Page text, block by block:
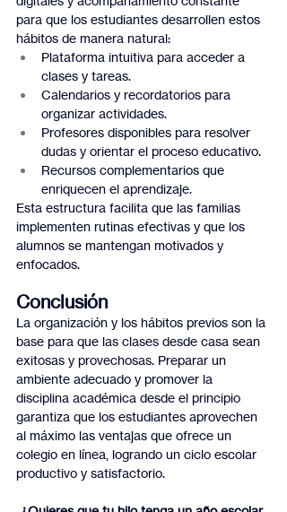
para que los estudiantes desarrollen estos
hábitos de manera natural:
Plataforma intuitiva para acceder a
clases y tareas.
Calendarios y recordatorios para
organizar actividades.
Profesores disponibles para resolver
dudas y orientar el proceso educativo.
Recursos complementarios que
enriquecen el aprendizaje.
Esta estructura facilita que las familias
implementen rutinas efectivas y que los
alumnos se mantengan motivados y
enfocados.
Conclusión
La organización y los hábitos previos son la
base para que las clases desde casa sean
exitosas y provechosas. Preparar un
ambiente adecuado y promover la
disciplina académica desde el principio
garantiza que los estudiantes aprovechen
al máximo las ventajas que ofrece un
colegio en línea, logrando un ciclo escolar
productivo y satisfactorio.